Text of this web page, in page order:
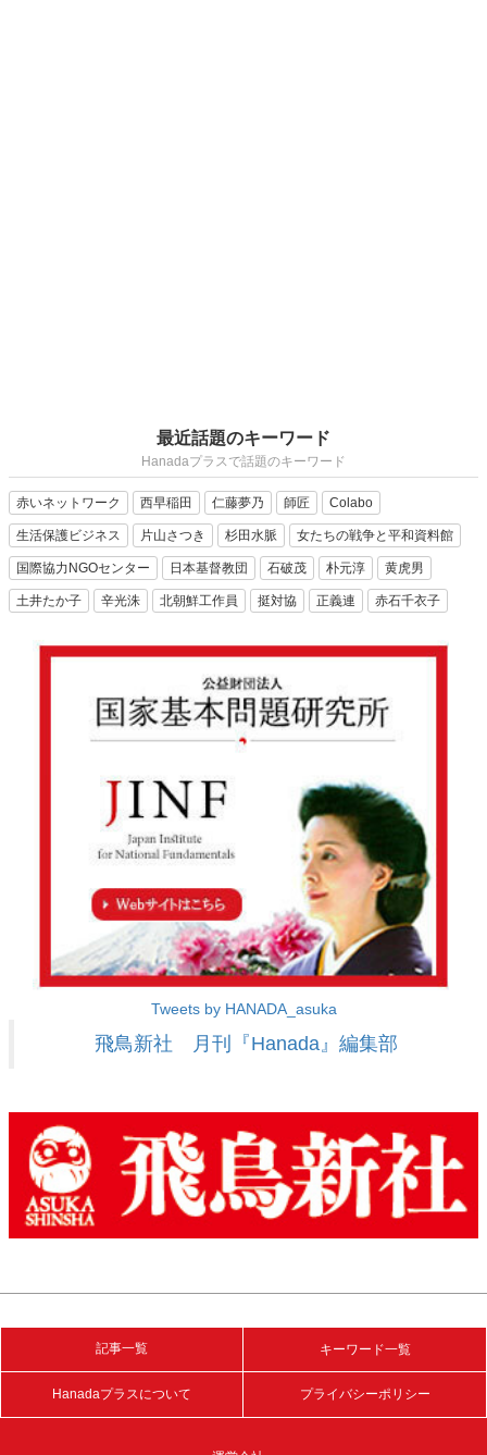
最近話題のキーワード
Hanadaプラスで話題のキーワード
赤いネットワーク 西早稲田 仁藤夢乃 師匠 Colabo
生活保護ビジネス 片山さつき 杉田水脈 女たちの戦争と平和資料館
国際協力NGOセンター 日本基督教団 石破茂 朴元淳 黄虎男
土井たか子 辛光洙 北朝鮮工作員 挺対協 正義連 赤石千衣子
Tweets by HANADA_asuka
飛鳥新社 月刊『Hanada』編集部
記事一覧 キーワード一覧
Hanadaプラスについて プライバシーポリシー